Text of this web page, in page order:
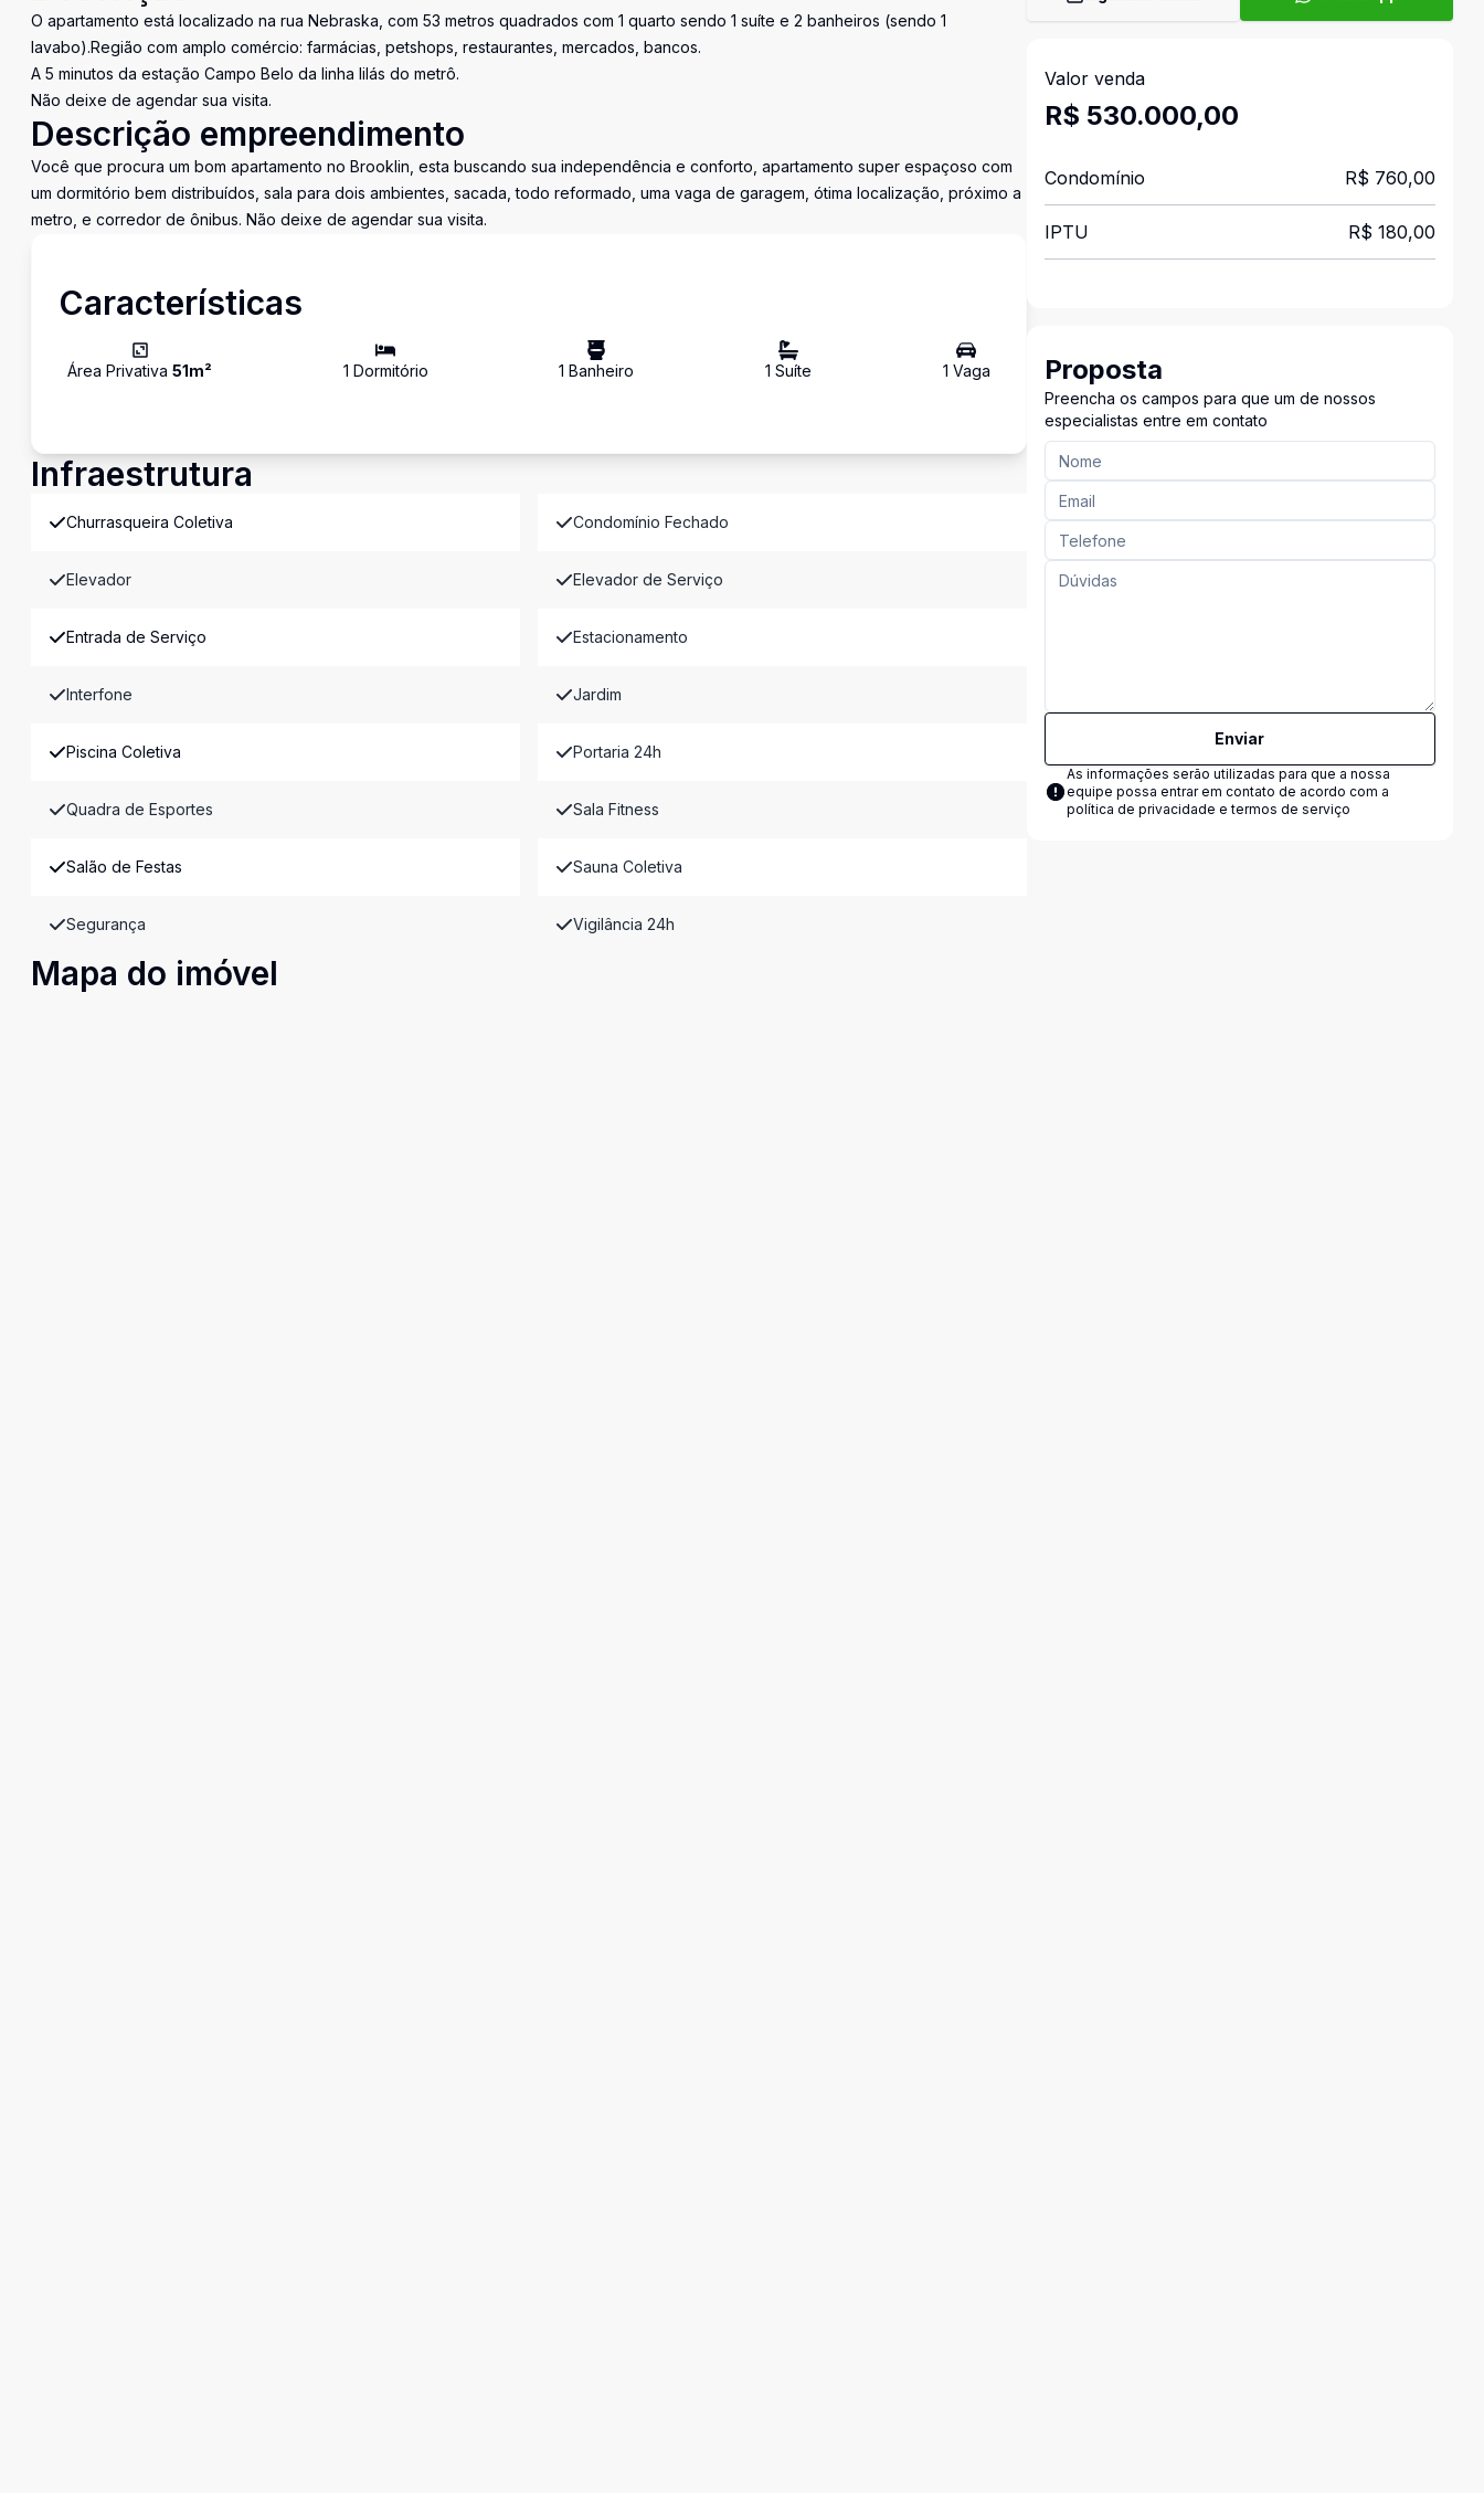
O apartamento está localizado na rua Nebraska, com 53 metros quadrados com 1 quarto sendo 1 suíte e 2 banheiros (sendo 1
lavabo).Região com amplo comércio: farmácias, petshops, restaurantes, mercados, bancos.
A 5 minutos da estação Campo Belo da linha lilás do metrô.
Não deixe de agendar sua visita.
Descrição empreendimento
Você que procura um bom apartamento no Brooklin, esta buscando sua independência e conforto, apartamento super espaçoso com
um dormitório bem distribuídos, sala para dois ambientes, sacada, todo reformado, uma vaga de garagem, ótima localização, próximo a
metro, e corredor de ônibus. Não deixe de agendar sua visita.
Características
Área Privativa 51m² 1 Dormitório 1 Banheiro 1 Suíte 1 Vaga
Infraestrutura
Churrasqueira Coletiva Condomínio Fechado
Elevador Elevador de Serviço
Entrada de Serviço Estacionamento
Interfone Jardim
Piscina Coletiva Portaria 24h
Quadra de Esportes Sala Fitness
Salão de Festas Sauna Coletiva
Segurança Vigilância 24h
Mapa do imóvel
Valor venda
R$ 530.000,00
Condomínio R$ 760,00
IPTU R$ 180,00
Proposta
Preencha os campos para que um de nossos
especialistas entre em contato
Enviar
As informações serão utilizadas para que a nossa
equipe possa entrar em contato de acordo com a
política de privacidade e termos de serviço